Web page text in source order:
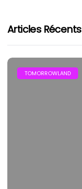
Articles Récents
TOMORROWLAND